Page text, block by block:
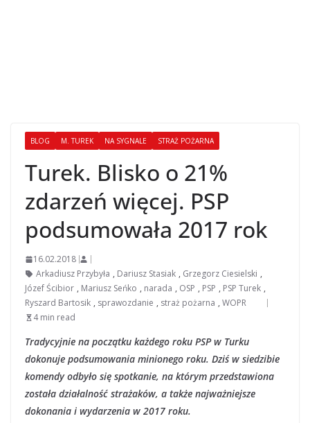
BLOG M. TUREK NA SYGNALE STRAŻ POŻARNA
Turek. Blisko o 21%
zdarzeń więcej. PSP
podsumowała 2017 rok
16.02.2018
Arkadiusz Przybyła , Dariusz Stasiak , Grzegorz Ciesielski ,
Józef Ścibior , Mariusz Seńko , narada , OSP , PSP , PSP Turek ,
Ryszard Bartosik , sprawozdanie , straż pożarna , WOPR
4 min read
Tradycyjnie na początku każdego roku PSP w Turku
dokonuje podsumowania minionego roku. Dziś w siedzibie
komendy odbyło się spotkanie, na którym przedstawiona
została działalność strażaków, a także najważniejsze
dokonania i wydarzenia w 2017 roku.